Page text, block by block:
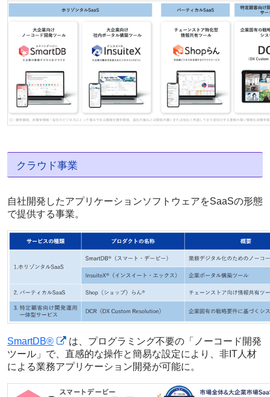
クラウド事業
自社開発したアプリケーションソフトウェアをSaaSの形態
で提供する事業。
SmartDB®
は、プログラミング不要の「ノーコード開発
ツール」で、直感的な操作と簡易な設定により、非IT人材
による業務アプリケーション開発が可能に。